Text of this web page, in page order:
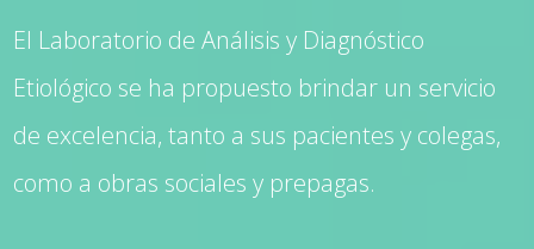
El Laboratorio de Análisis y Diagnóstico
Etiológico se ha propuesto brindar un servicio
de excelencia, tanto a sus pacientes y colegas,
como a obras sociales y prepagas.